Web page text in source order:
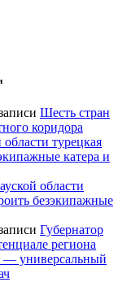
Шесть стран
коридора
турецкая
катера и
области
безэкипажные
Губернатор
региона
— универсальный